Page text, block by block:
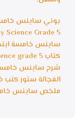
بوني ساينس
Science Grade 5
ساينس خامسة
كتاب science grade 5
شرح ساينس
الفجالة ستور كتب
ملخص ساينس